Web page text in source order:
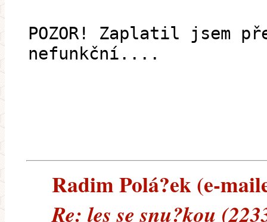
POZOR! Zaplatil jsem
nefunkční....
Radim Polá?ek (e-
Re: les se snu?kou